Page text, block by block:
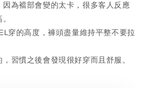
為襠部會變的太卡，很多客人反應
穿的高度，褲頭盡量維持平整不要拉
習慣之後會發現很好穿而且舒服。